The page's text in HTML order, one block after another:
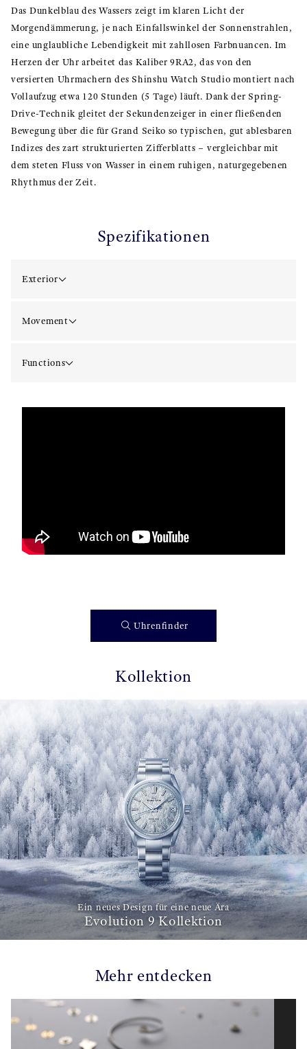
Das Dunkelblau des Wassers zeigt im klaren Licht der
Morgendämmerung, je nach Einfallswinkel der Sonnenstrahlen,
eine unglaubliche Lebendigkeit mit zahllosen Farbnuancen. Im
Herzen der Uhr arbeitet das Kaliber 9RA2, das von den
versierten Uhrmachern des Shinshu Watch Studio montiert nach
Vollaufzug etwa 120 Stunden (5 Tage) läuft. Dank der Spring-
Drive-Technik gleitet der Sekundenzeiger in einer fließenden
Bewegung über die für Grand Seiko so typischen, gut ablesbaren
Indizes des zart strukturierten Zifferblatts – vergleichbar mit
dem steten Fluss von Wasser in einem ruhigen, naturgegebenen
Rhythmus der Zeit.
Spezifikationen
Exterior
Movement
Functions
Uhrenfinder
Kollektion
Ein neues Design für eine neue Ära
Evolution 9 Kollektion
Mehr entdecken